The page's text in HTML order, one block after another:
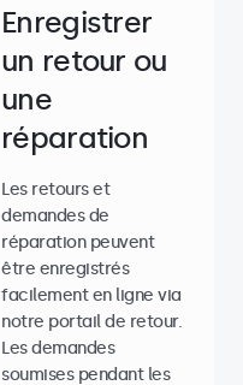
Enregistrer
un retour ou
une
réparation
Les retours et
demandes de
réparation peuvent
être enregistrés
facilement en ligne via
notre portail de retour.
Les demandes
soumises pendant les